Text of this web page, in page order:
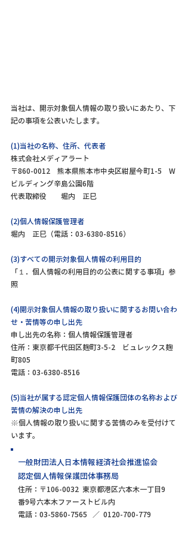
当社は、開示対象個人情報の取り扱いにあたり、下
記の事項を公表いたします。
(1)当社の名称、住所、代表者
株式会社メディアラート
〒860-0012 熊本県熊本市中央区紺屋今町1-5 W
ビルディング辛島公園6階
代表取締役 堀内 正巳
(2)個人情報保護管理者
堀内 正巳（電話：03-6380-8516）
(3)すべての開示対象個人情報の利用目的
「１．個人情報の利用目的の公表に関する事項」参
照
(4)開示対象個人情報の取り扱いに関するお問い合わ
せ・苦情等の申し出先
申し出先の名称：個人情報保護管理者
住所：東京都千代田区麹町3-5-2 ビュレックス麹
町805
電話：03-6380-8516
(5)当社が属する認定個人情報保護団体の名称および
苦情の解決の申し出先
※個人情報の取り扱いに関する苦情のみを受付けて
います。
一般財団法人日本情報経済社会推進協会
​認定個人情報保護団体事務局
住所：〒106-0032 東京都港区六本木一丁目9
番9号六本木ファーストビル内
電話：03-5860-7565 ／ 0120-700-779